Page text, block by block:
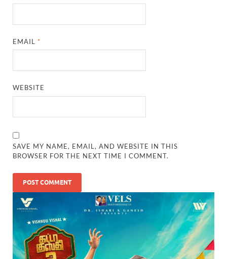
EMAIL *
WEBSITE
SAVE MY NAME, EMAIL, AND WEBSITE IN THIS
BROWSER FOR THE NEXT TIME I COMMENT.